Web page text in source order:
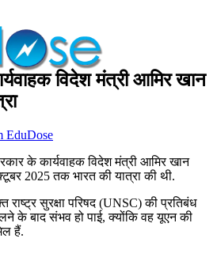
विदेश मंत्री आमिर खान
EduDose
के कार्यवाहक विदेश मंत्री आमिर खान
2025 तक भारत की यात्रा की थी.
राष्ट्र सुरक्षा परिषद (UNSC) की प्रतिबंध
के बाद संभव हो पाई, क्योंकि वह यूएन की
हैं.